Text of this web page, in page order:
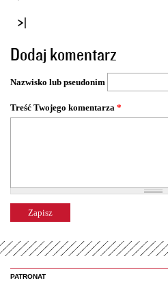
o
n
y
Dodaj komentarz
Nazwisko lub pseudonim
Treść Twojego komentarza *
PATRONAT